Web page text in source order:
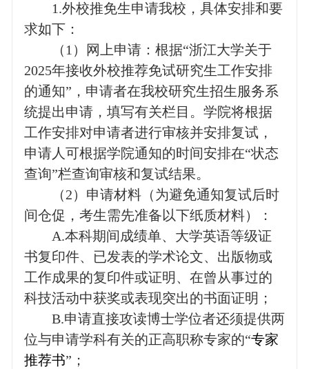
1.外校推免生申请我校，具体安排和要
求如下：
（1 ）网上申请：根据“浙江大学关于
2025年接收外校推荐免试研究生工作安排
的通知”，申请者在我校研究生招生服务系
统提出申请，填写有关栏目。学院将根据
工作安排对申请者进行审核并安排复试，
申请人可根据学院通知的时间安排在“状态
查询”栏查询审核和复试结果。
（2）申请材料（为避免通知复试后时
间仓促，考生需先准备以下纸质材料）：
A.本科期间成绩单、大学英语等级证
书复印件、已发表的学术论文、出版物或
工作成果的复印件或证明、在曾从事过的
科技活动中获奖或表现突出的书面证明；
B.申请直接攻读博士学位者还须提供两
位与申请学科有关的正高职称专家的“专家
推荐书”；